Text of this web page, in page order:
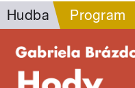
Hudba Program